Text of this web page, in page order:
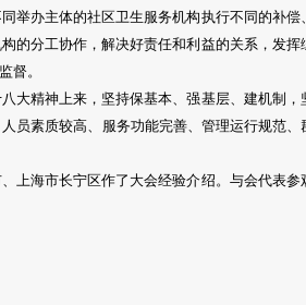
举办主体的社区卫生服务机构执行不同的补偿、
的分工协作，解决好责任和利益的关系，发挥
督。
精神上来，坚持保基本、强基层、建机制，
员素质较高、服务功能完善、管理运行规范、
海市长宁区作了大会经验介绍。与会代表参